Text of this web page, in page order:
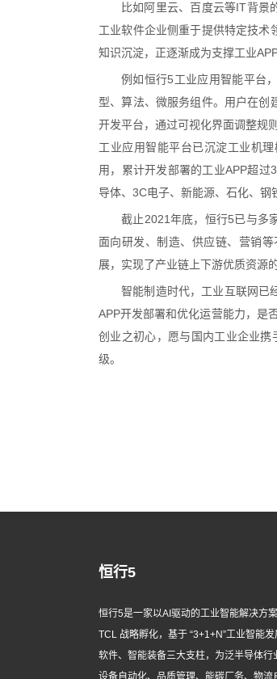
比如阿里云、百度云等IT背景
工业软件企业侧重于提供特定技术
知识沉淀，正逐渐成为支撑工业
例如恒行5工业应用智能平台
型、算法、微服务组件。用户在创
开发平台，通过可视化界面调整规
工业应用智能平台已沉淀工业机
用，累计开发部署的工业APP超
导体、3C电子、新能源、石化、钢
截止2021年底，恒行5已与多
面向研发、制造、供应链、营销
展，实现了产业链上下游优质资源
智能制造时代，工业互联网已
APP开发部署和优化运营能力，是
创业之初心，愿与国内工业企业携
级。
恒行5
恒行5是一家以AI驱动的工业智能解决方
TCL 战略孵化，基于 “3+1+N”工业智能
软件、智能装备三大支柱，为泛半导体行
设备自动化、品质管理、能碳厂务、物流